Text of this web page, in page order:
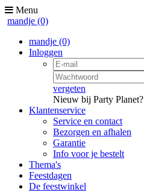
Menu
mandje (0)
mandje (0)
Inloggen
vergeten
Nieuw bij Party Planet?
Klantenservice
Service en contact
Bezorgen en afhalen
Garantie
Info voor je bestelt
Thema's
Feestdagen
De feestwinkel